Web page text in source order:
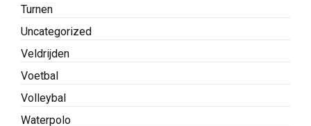
Turnen
Uncategorized
Veldrijden
Voetbal
Volleybal
Waterpolo